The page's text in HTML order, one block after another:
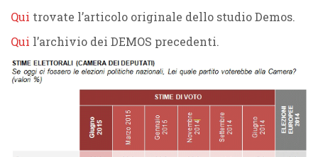
Qui trovate l’articolo originale dello studio Demos.
Qui l’archivio dei DEMOS precedenti.